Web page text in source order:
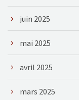
juin 2025
mai 2025
avril 2025
mars 2025